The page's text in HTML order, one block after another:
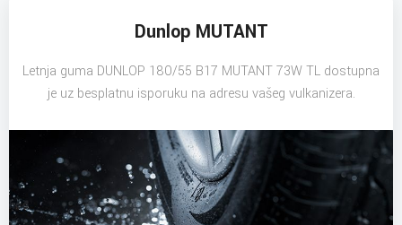
Dunlop MUTANT
Letnja guma DUNLOP 180/55 B17 MUTANT 73W TL dostupna
je uz besplatnu isporuku na adresu vašeg vulkanizera.